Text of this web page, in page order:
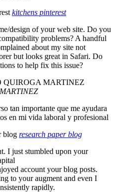
kitchens pinterest
design of your web site. Do you
problems? A handful
about my site not
but looks great in Safari. Do
to help fix this issue?
tan importante que me ayudara
en mi vida laboral y profesional
research paper blog
I just stumbled upon your
account your blog posts.
to your augment and even I
rapidly.